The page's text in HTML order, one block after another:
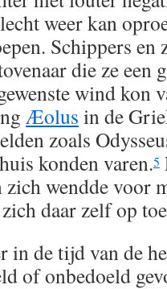
weer kan
Schippers en
die ze een
wind kon
Æolus in de
zoals
konden varen.5
zich wendde voor
daar zelf op
in de tijd van de
of onbedoeld